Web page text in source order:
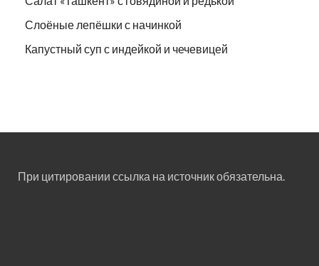
Слоёные лепёшки с начинкой
Капустный суп с индейкой и чечевицей
При цитировании ссылка на источник обязательна.